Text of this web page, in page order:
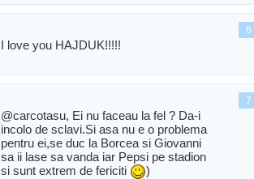
6
I love you HAJDUK!!!!!
7
@carcotasu, Ei nu faceau la fel ? Da-i
incolo de sclavi.Si asa nu e o problema
pentru ei,se duc la Borcea si Giovanni
sa ii lase sa vanda iar Pepsi pe stadion
si sunt extrem de fericiti
)